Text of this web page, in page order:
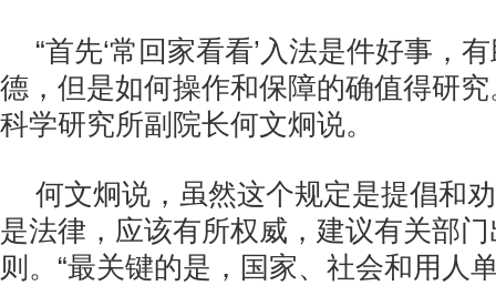
“首先‘常回家看看’入法是件好事，
德，但是如何操作和保障的确值得研
科学研究所副院长何文炯说。
何文炯说，虽然这个规定是提倡和
是法律，应该有所权威，建议有关部
则。“最关键的是，国家、社会和用人